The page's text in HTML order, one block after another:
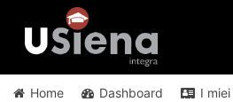
Vai al contenuto principale
Home Dashboard I